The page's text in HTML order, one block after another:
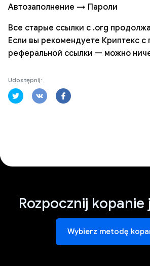
Автозаполнение → Пароли
Все старые ссылки с .org
Если вы рекомендуете Криптекс
реферальной ссылки — можно
Udostępnij:
Rozpocznij kopanie
Wybierz metodę